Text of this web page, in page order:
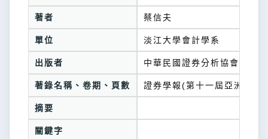
著者 蔡信夫
單位 淡江大學會計學系
出版者 中華民國證券分析協會
著錄名稱、卷期、頁數 證券學報(第十一屆亞洲證券
摘要
關鍵字